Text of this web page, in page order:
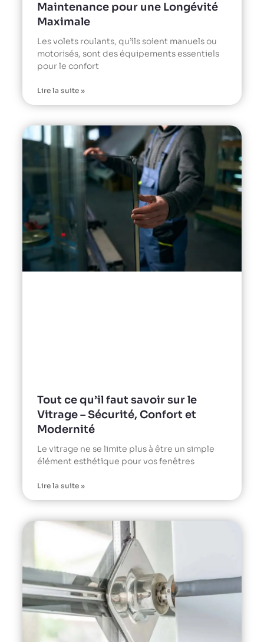
Maintenance pour une Longévité
Maximale
Les volets roulants, qu’ils soient manuels ou
motorisés, sont des équipements essentiels
pour le confort
Lire la suite »
Tout ce qu’il faut savoir sur le
Vitrage – Sécurité, Confort et
Modernité
Le vitrage ne se limite plus à être un simple
élément esthétique pour vos fenêtres
Lire la suite »